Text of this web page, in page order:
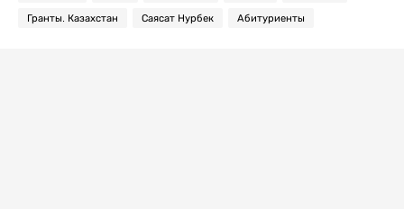
Гранты. Казахстан Саясат Нурбек Абитуриенты